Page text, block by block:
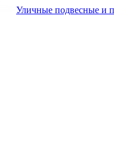
Уличные подвесные и